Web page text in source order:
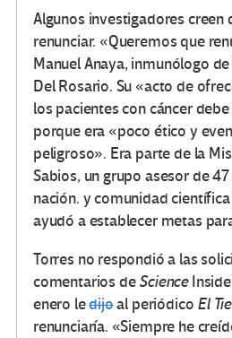
Algunos investigadores creen
renunciar. «Queremos que
Manuel Anaya, inmunólogo
Del Rosario. Su «acto de
los pacientes con cáncer
porque era «poco ético y
peligroso». Era parte de la
Sabios, un grupo asesor de
nación. y comunidad
ayudó a establecer metas
Torres no respondió a las
comentarios deScience
enero ledijoal periódico El
renunciaría. «Siempre he